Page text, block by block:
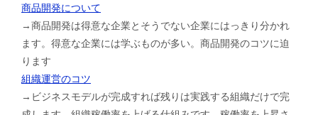
商品開発について
→商品開発は得意な企業とそうでない企業にはっきり分かれ
ます。得意な企業には学ぶものが多い。商品開発のコツに迫
ります
組織運営のコツ
→ビジネスモデルが完成すれば残りは実践する組織だけで完